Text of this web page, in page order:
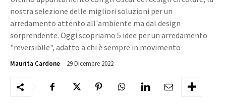
nostra selezione delle migliori soluzioni per un
arredamento attento all'ambiente ma dal design
sorprendente. Oggi scopriamo 5 idee per un arredamento
"reversibile", adatto a chi è sempre in movimento
Maurita Cardone 29 Dicembre 2022